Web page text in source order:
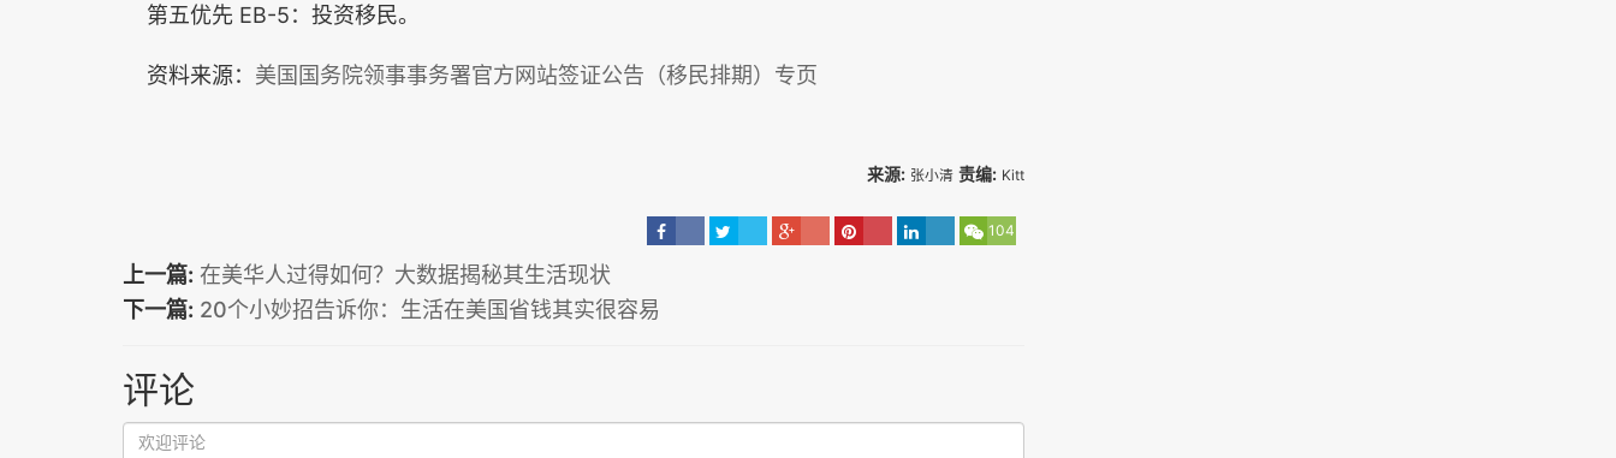
第五优先 EB-5：投资移民。
资料来源： 美国国务院领事事务署官方网站签证公告（移民排期）专页
来源: 张小清 责编: Kitt
104
上一篇: 在美华人过得如何？大数据揭秘其生活现状
下一篇: 20个小妙招告诉你：生活在美国省钱其实很容易
评论